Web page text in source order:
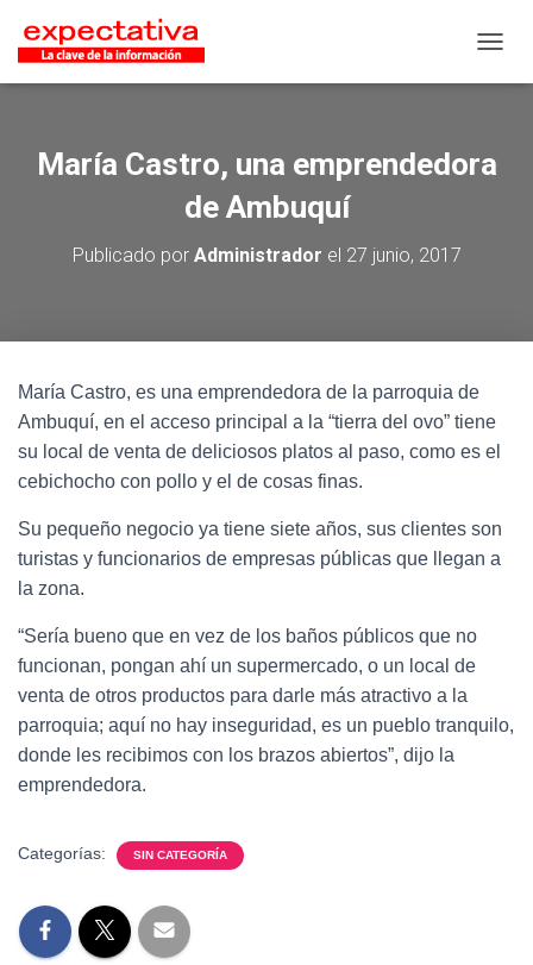
María Castro, una emprendedora
de Ambuquí
Publicado por Administrador el 27 junio, 2017
María Castro, es una emprendedora de la parroquia de
Ambuquí, en el acceso principal a la “tierra del ovo” tiene
su local de venta de deliciosos platos al paso, como es el
cebichocho con pollo y el de cosas finas.
Su pequeño negocio ya tiene siete años, sus clientes son
turistas y funcionarios de empresas públicas que llegan a
la zona.
“Sería bueno que en vez de los baños públicos que no
funcionan, pongan ahí un supermercado, o un local de
venta de otros productos para darle más atractivo a la
parroquia; aquí no hay inseguridad, es un pueblo tranquilo,
donde les recibimos con los brazos abiertos”, dijo la
emprendedora.
Categorías: SIN CATEGORÍA